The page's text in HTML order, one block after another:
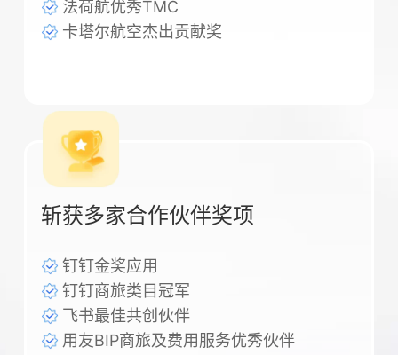
法荷航优秀TMC
卡塔尔航空杰出贡献奖
斩获多家合作伙伴奖项
钉钉金奖应用
钉钉商旅类目冠军
飞书最佳共创伙伴
用友BIP商旅及费用服务优秀伙伴